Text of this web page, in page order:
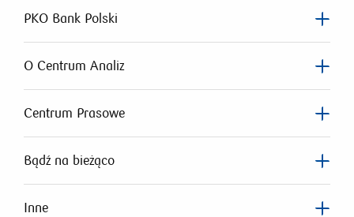
PKO Bank Polski
O Centrum Analiz
Centrum Prasowe
Bądź na bieżąco
Inne